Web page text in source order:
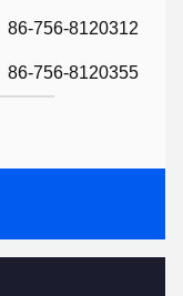
86-756-8120312
86-756-8120355